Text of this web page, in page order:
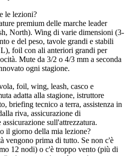
le lezioni?
premium delle marche leader
North). Wing di varie dimensioni (3-
e del peso, tavole grandi e stabili
foil con ali anteriori grandi per
Mute da 3/2 o 4/3 mm a seconda
ogni stagione.
foil, wing, leash, casco e
adatta alla stagione, istruttore
briefing tecnico a terra, assistenza in
riva, assicurazione di
sull'attrezzatura.
il giorno della mia lezione?
vengono prima di tutto. Se non c'è
12 nodi) o c'è troppo vento (più di